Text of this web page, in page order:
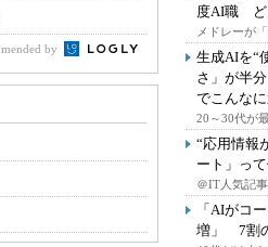
by
度AI職 ど
メドレーが
生成AIを“
さ」が半
でこんな
20～30代が
“応用情報
ート」っ
＠IT人気記
「AIがコ
増」 7割